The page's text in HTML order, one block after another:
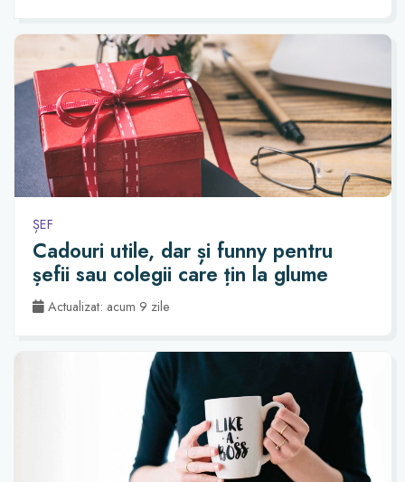
ȘEF
Cadouri utile, dar și funny pentru
șefii sau colegii care țin la glume
Actualizat: acum 9 zile